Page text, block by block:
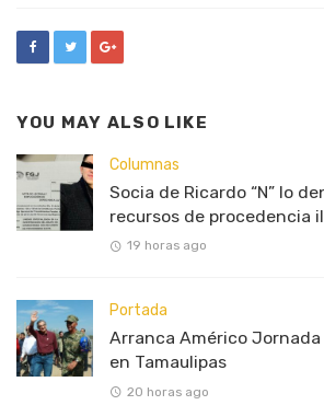
YOU MAY ALSO LIKE
Columnas
Socia de Ricardo “N” lo
recursos de procedencia
19 horas ago
Portada
Arranca Américo
en Tamaulipas
20 horas ago